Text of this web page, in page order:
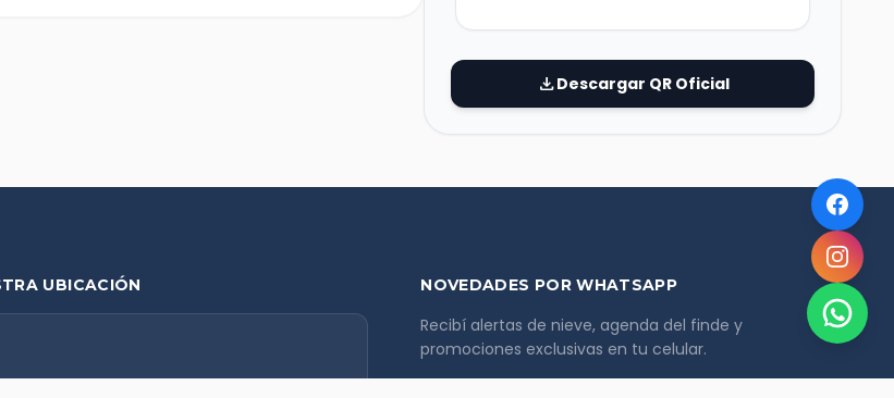
downloadDescargar QR Oficial
UBICACIÓN NOVEDADES POR WHATSAPP
Recibí alertas de nieve, agenda del finde y
promociones exclusivas en tu celular.